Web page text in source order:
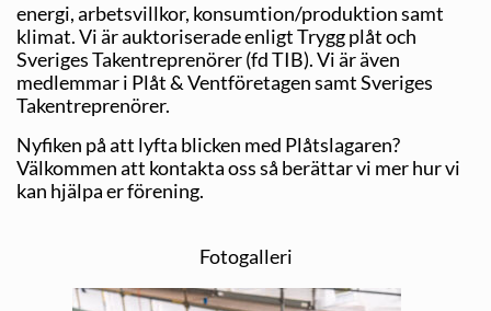
energi, arbetsvillkor, konsumtion/produktion samt
klimat. Vi är auktoriserade enligt Trygg plåt och
Sveriges Takentreprenörer (fd TIB). Vi är även
medlemmar i Plåt & Ventföretagen samt Sveriges
Takentreprenörer.
Nyfiken på att lyfta blicken med Plåtslagaren?
Välkommen att kontakta oss så berättarvi mer hur vi
kan hjälpa er förening.
Fotogalleri